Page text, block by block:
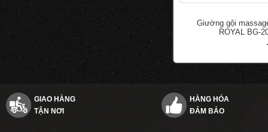
Giường gội
ROYAL BG-
GIAO HÀNG
TẬN NƠI
HÀNG HÓA
ĐẢM BẢO